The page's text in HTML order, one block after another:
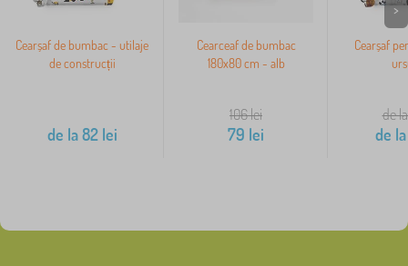
Cearșaf de bumbac - utilaje
de construcții
de la82lei
Cearceaf de bumbac
180x80 cm - alb
106lei
79 lei
Cearșaf
de
de la
>